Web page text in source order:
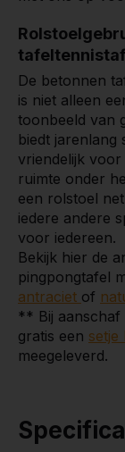
De betonnen
is niet alleen
toonbeeld van
biedt jarenlang
vriendelijk
ruimte onder
een rolstoel
iedere andere
voor iedereen.
Bekijk hier de
pingpongtafel
antraciet of
** Bij
gratis een setje
meegeleverd.